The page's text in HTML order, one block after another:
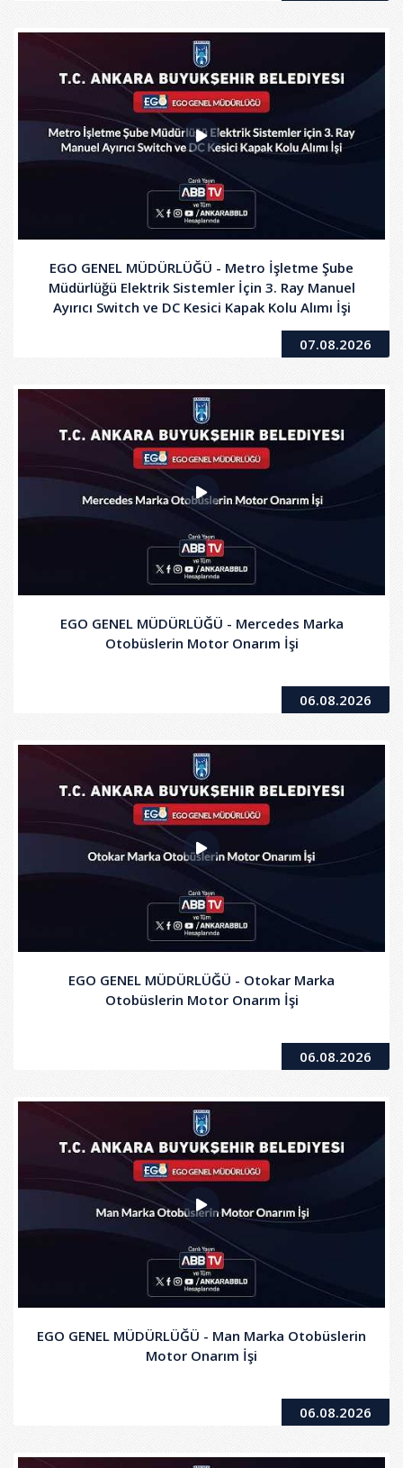
EGO GENEL MÜDÜRLÜĞÜ - Metro İşletme Şube
Müdürlüğü Elektrik Sistemler İçin 3. Ray Manuel
Ayırıcı Switch ve DC Kesici Kapak Kolu Alımı İşi
07.08.2026
EGO GENEL MÜDÜRLÜĞÜ - Mercedes Marka
Otobüslerin Motor Onarım İşi
06.08.2026
EGO GENEL MÜDÜRLÜĞÜ - Otokar Marka
Otobüslerin Motor Onarım İşi
06.08.2026
EGO GENEL MÜDÜRLÜĞÜ - Man Marka Otobüslerin
Motor Onarım İşi
06.08.2026